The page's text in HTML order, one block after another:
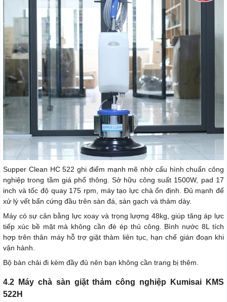
Supper Clean HC 522 ghi điểm mạnh mẽ nhờ cấu hình chuẩn công
nghiệp trong tầm giá phổ thông. Sở hữu công suất 1500W, pad 17
inch và tốc độ quay 175 rpm, máy tạo lực chà ổn định. Đủ mạnh để
xử lý vết bẩn cứng đầu trên sàn đá, sàn gạch và thảm dày.
Máy có sự cân bằng lực xoay và trọng lượng 48kg, giúp tăng áp lực
tiếp xúc bề mặt mà không cần đè ép thủ công. Bình nước 8L tích
hợp trên thân máy hỗ trợ giặt thảm liên tục, hạn chế gián đoạn khi
vận hành.
Bộ bàn chải đi kèm đầy đủ nên bạn không cần trang bị thêm.
4.2 Máy chà sàn giặt thảm công nghiệp Kumisai KMS
522H